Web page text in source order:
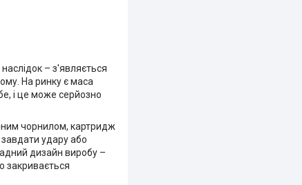
– з'являється
На ринку є маса
і це може серйозно
чорнилом, картридж
удару або
дизайн виробу –
закривається